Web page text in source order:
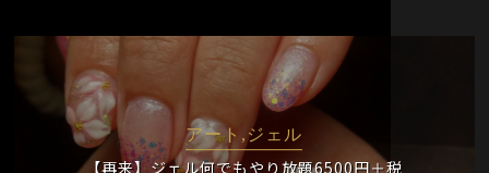
アート,ジェル
【再来】ジェル何でもやり放題6500円＋税